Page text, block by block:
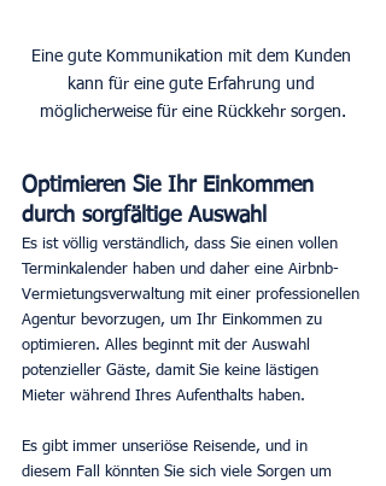
Eine gute Kommunikation mit dem Kunden
kann für eine gute Erfahrung und
möglicherweise für eine Rückkehr sorgen.
Optimieren Sie Ihr Einkommen
durch sorgfältige Auswahl
Es ist völlig verständlich, dass Sie einen vollen
Terminkalender haben und daher eine Airbnb-
Vermietungsverwaltung mit einer professionellen
Agentur bevorzugen, um Ihr Einkommen zu
optimieren. Alles beginnt mit der Auswahl
potenzieller Gäste, damit Sie keine lästigen
Mieter während Ihres Aufenthalts haben.
Es gibt immer unseriöse Reisende, und in
diesem Fall könnten Sie sich viele Sorgen um